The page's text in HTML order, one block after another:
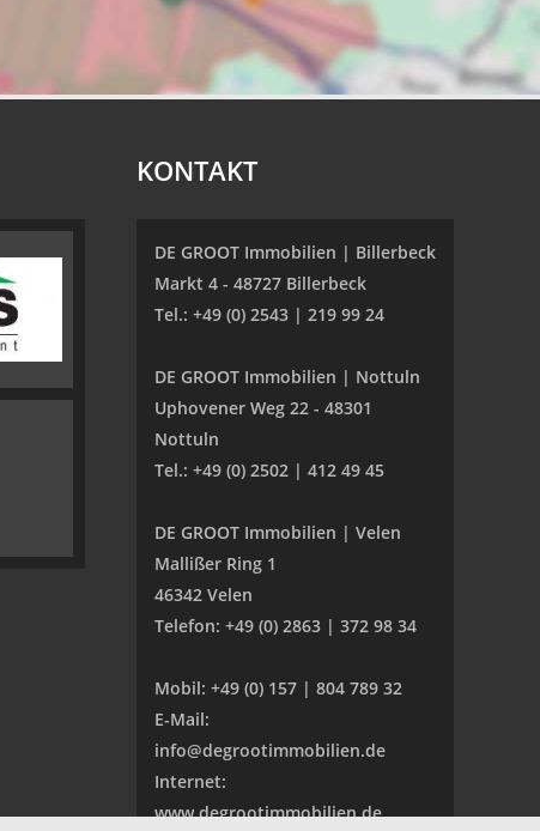
KONTAKT
DE GROOT Immobilien | Billerbeck
Markt 4 - 48727 Billerbeck
Tel.: +49 (0) 2543 | 219 99 24
DE GROOT Immobilien | Nottuln
Uphovener Weg 22 - 48301
Nottuln
Tel.: +49 (0) 2502 | 412 49 45
DE GROOT Immobilien | Velen
Mallißer Ring 1
46342 Velen
Telefon: +49 (0) 2863 | 372 98 34
Mobil: +49 (0) 157 | 804 789 32
E-Mail:
info@degrootimmobilien.de
Internet:
www.degrootimmobilien.de